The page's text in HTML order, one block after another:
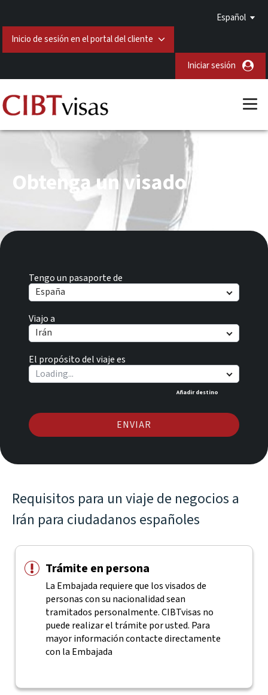
Español
Inicio de sesión en el portal del cliente
Iniciar sesión
Tengo un pasaporte de
España
Viajo a
Irán
El propósito del viaje es
Añadir destino
ENVIAR
Obtenga un visado de Irán
Requisitos para un viaje de negocios a
Irán para ciudadanos españoles
Trámite en persona
La Embajada requiere que los visados de
personas con su nacionalidad sean
tramitados personalmente. CIBTvisas no
puede realizar el trámite por usted. Para
mayor información contacte directamente
con la Embajada